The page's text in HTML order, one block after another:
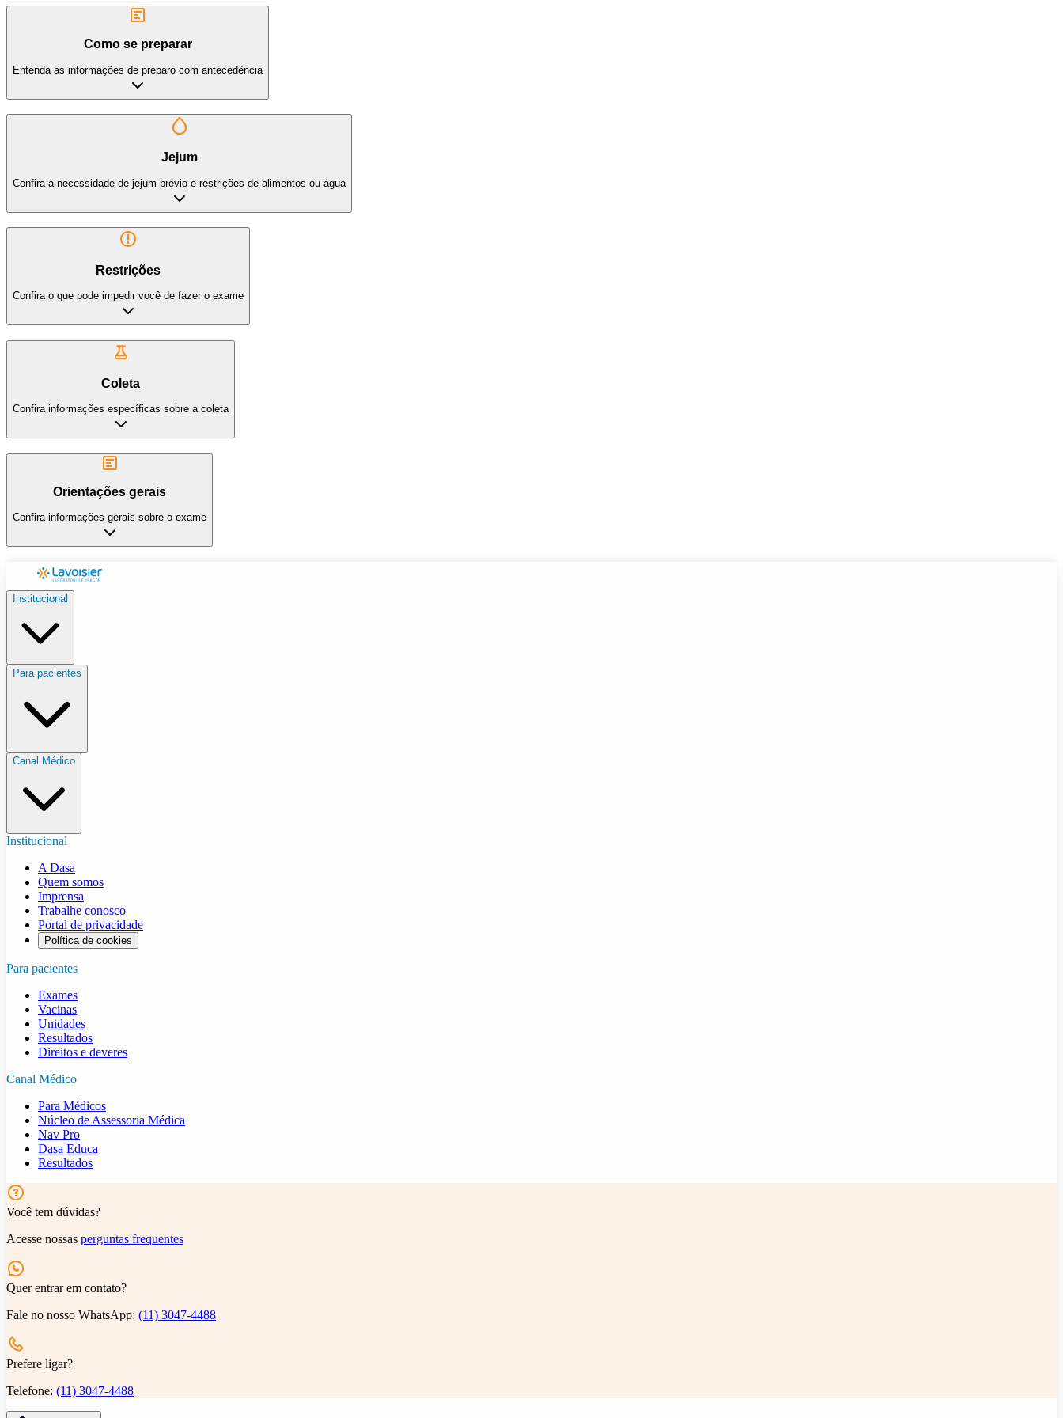
Como se preparar
Entenda as informações de preparo com antecedência
Jejum
Confira a necessidade de jejum prévio e restrições de alimentos ou água
Restrições
Confira o que pode impedir você de fazer o exame
Coleta
Confira informações específicas sobre a coleta
Orientações gerais
Confira informações gerais sobre o exame
Institucional
Para pacientes
Canal Médico
Institucional
A Dasa
Quem somos
Imprensa
Trabalhe conosco
Portal de privacidade
Política de cookies
Para pacientes
Exames
Vacinas
Unidades
Resultados
Direitos e deveres
Canal Médico
Para Médicos
Núcleo de Assessoria Médica
Nav Pro
Dasa Educa
Resultados
Você tem dúvidas?
Acesse nossas perguntas frequentes
Quer entrar em contato?
Fale no nosso WhatsApp: (11) 3047-4488
Prefere ligar?
Telefone: (11) 3047-4488